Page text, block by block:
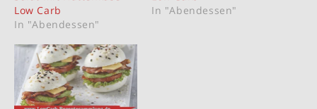
Low Carb
In "Abendessen"
In "Abendessen"